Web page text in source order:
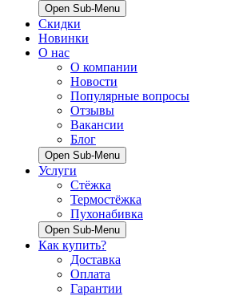
Open Sub-Menu
Скидки
Новинки
О нас
О компании
Новости
Популярные вопросы
Отзывы
Вакансии
Блог
Open Sub-Menu
Услуги
Стёжка
Термостёжка
Пухонабивка
Open Sub-Menu
Как купить?
Доставка
Оплата
Гарантии